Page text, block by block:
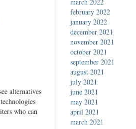
alternatives
who can
february 2022
january 2022
december 2021
november 2021
october 2021
september 2021
august 2021
july 2021
june 2021
may 2021
april 2021
march 2021